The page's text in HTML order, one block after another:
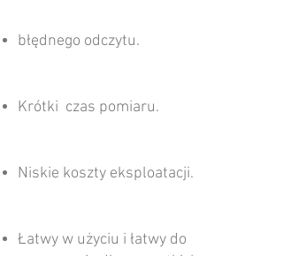
błędnego odczytu.
Krótki czas pomiaru.
Niskie koszty eksploatacji.
Łatwy w użyciu i łatwy do